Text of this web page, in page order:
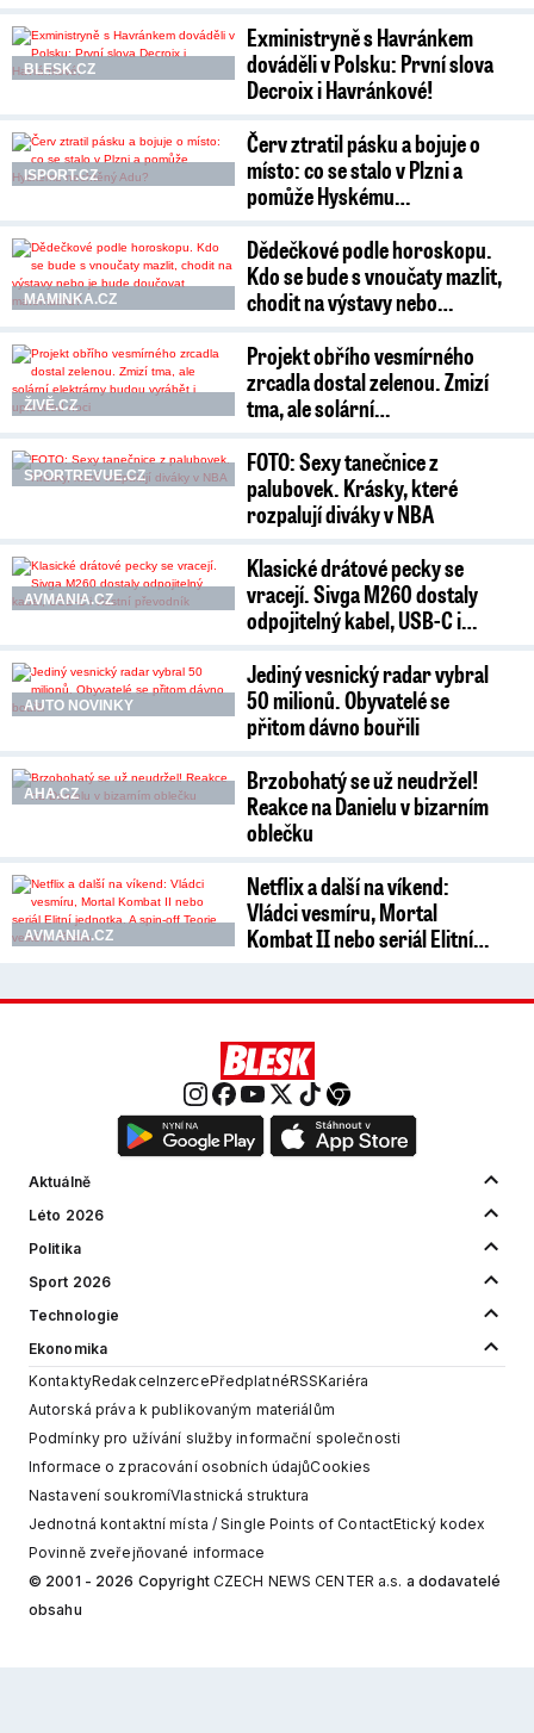
BLESK.CZ
Exministryně s Havránkem
dováděli v Polsku: První slova
Decroix i Havránkové!
ISPORT.CZ
Červ ztratil pásku a bojuje o
místo: co se stalo v Plzni a
pomůže Hyskému…
MAMINKA.CZ
Dědečkové podle horoskopu.
Kdo se bude s vnoučaty mazlit,
chodit na výstavy nebo…
ŽIVĚ.CZ
Projekt obřího vesmírného
zrcadla dostal zelenou. Zmizí
tma, ale solární…
SPORTREVUE.CZ
FOTO: Sexy tanečnice z
palubovek. Krásky, které
rozpalují diváky v NBA
AVMANIA.CZ
Klasické drátové pecky se
vracejí. Sivga M260 dostaly
odpojitelný kabel, USB-C i…
AUTO NOVINKY
Jediný vesnický radar vybral
50 milionů. Obyvatelé se
přitom dávno bouřili
AHA.CZ
Brzobohatý se už neudržel!
Reakce na Danielu v bizarním
oblečku
AVMANIA.CZ
Netflix a další na víkend:
Vládci vesmíru, Mortal
Kombat II nebo seriál Elitní…
Aktuálně
Léto 2026
Politika
Sport 2026
Technologie
Ekonomika
KontaktyRedakceInzercePředplatnéRSSKariéra
Autorská práva k publikovaným materiálům
Podmínky pro užívání služby informační společnosti
Informace o zpracování osobních údajůCookies
Nastavení soukromíVlastnická struktura
Jednotná kontaktní místa / Single Points of ContactEtický kodex
Povinně zveřejňované informace
© 2001 - 2026 Copyright CZECH NEWS CENTER a.s. a dodavatelé
obsahu